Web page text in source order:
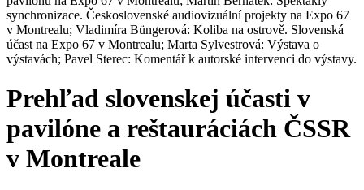
synchronizace. Československé audiovizuální projekty na Expo 67
v Montrealu; Vladimíra Büngerová: Koliba na ostrově. Slovenská
účast na Expo 67 v Montrealu; Marta Sylvestrová: Výstava o
výstavách; Pavel Sterec: Komentář k autorské intervenci do výstavy.
Prehľad slovenskej účasti v
pavilóne a reštauráciách ČSSR
v Montreale